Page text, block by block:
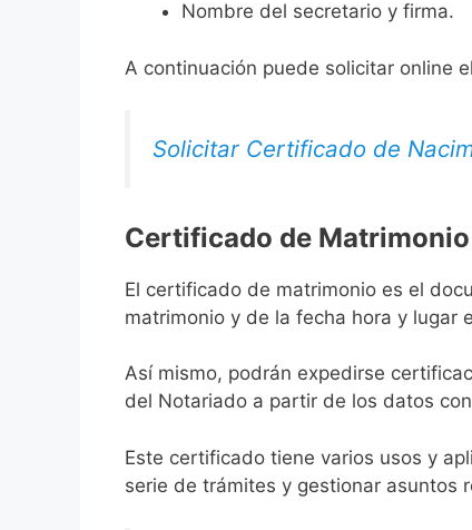
Nombre del secretario y firma.
A continuación puede solicitar online
Solicitar Certificado de
Certificado de Matrimonio
El certificado de matrimonio es el
matrimonio y de la fecha hora y lugar
Así mismo, podrán expedirse
del Notariado a partir de los datos
Este certificado tiene varios usos y
serie de trámites y gestionar asuntos